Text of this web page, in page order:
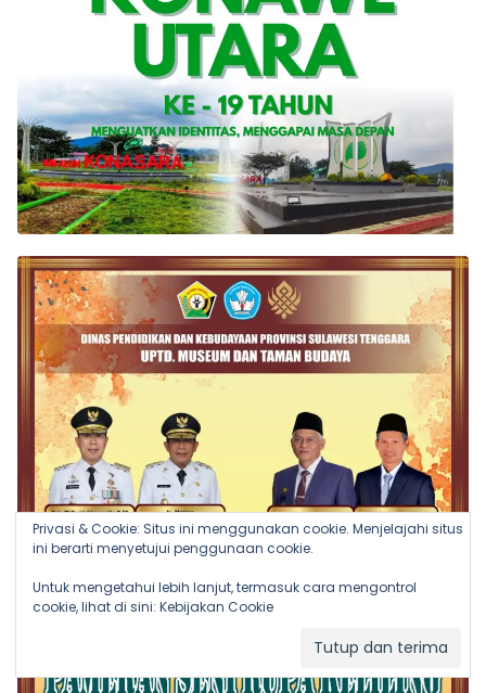
Privasi & Cookie: Situs ini menggunakan cookie. Menjelajahi situs
ini berarti menyetujui penggunaan cookie.
Untuk mengetahui lebih lanjut, termasuk cara mengontrol
cookie, lihat di sini: Kebijakan Cookie